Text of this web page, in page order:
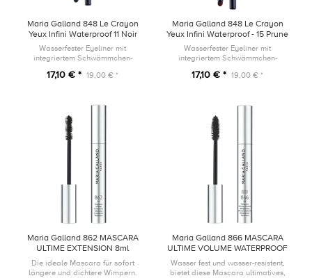
Maria Galland 848 Le Crayon
Yeux Infini Waterproof 11 Noir
Wasserfester Eyeliner mit
integriertem Schwämmchen-
17,10 € * 19,00 € *
Maria Galland 848 Le Crayon
Yeux Infini Waterproof - 15 Prune
Charmante
Wasserfester Eyeliner mit
integriertem Schwämmchen-
17,10 € * 19,00 € *
Maria Galland 862 MASCARA
ULTIME EXTENSION 8ml
Die ideale Mascara für sofort
längere und dichtere Wimpern.
Maria Galland 866 MASCARA
ULTIME VOLUME WATERPROOF
8ml
Wasser fest und wasser-resistent,
bietet diese Mascara ultimatives,